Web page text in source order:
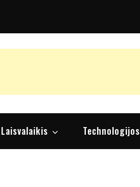
Laisvalaikis Technologijos